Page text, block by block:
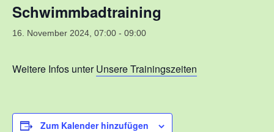
Training
Schnuppertauchen
Schwimmbadtraining
16. November 2024, 07:00 - 09:00
Weitere Infos unterUnsere Trainingszeiten
Zum Kalender hinzufügen